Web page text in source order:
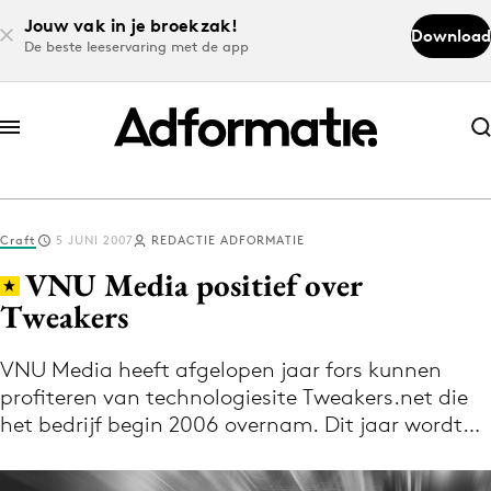
Jouw vak in je broekzak!
De beste leeservaring met de app
Download
Abonneer nu
Abonneer nu
Log in
Volg het laatste nieuws via de Adformatie
Nieuws app
Craft 5 JUNI 2007 REDACTIE ADFORMATIE
VNU Media positief over
Tweakers
VNU Media heeft afgelopen jaar fors kunnen
profiteren van technologiesite Tweakers.net die
het bedrijf begin 2006 overnam. Dit jaar wordt…